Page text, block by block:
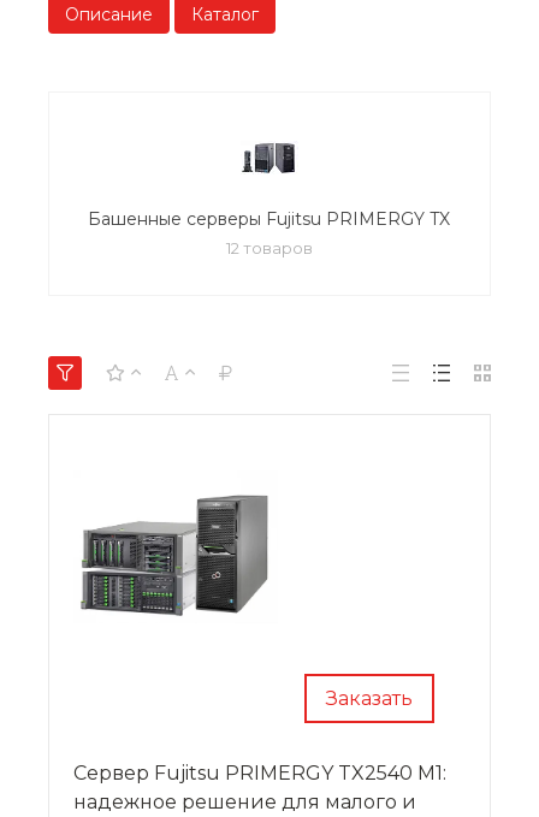
Описание Каталог
Башенные серверы Fujitsu PRIMERGY TX
12 товаров
Заказать
Сервер Fujitsu PRIMERGY TX2540 M1:
надежное решение для малого и